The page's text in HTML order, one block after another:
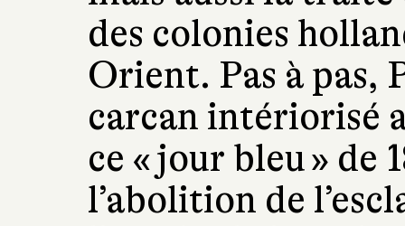
des colonies
Orient. Pas à pas,
carcan intériorisé
ce « jour bleu » de
l’abolition de